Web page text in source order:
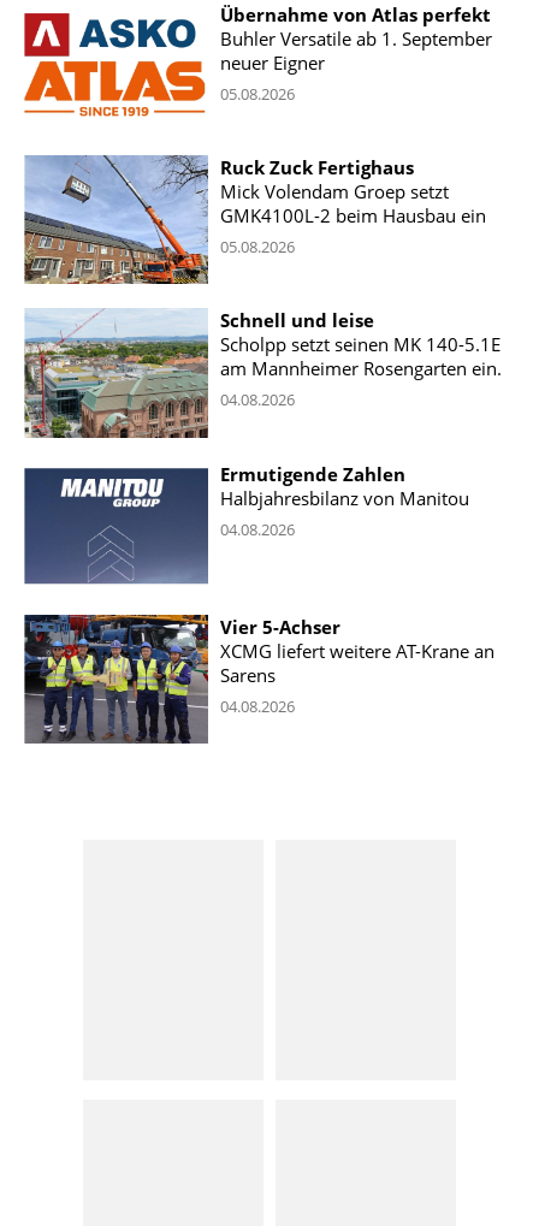
Übernahme von Atlas perfekt
Buhler Versatile ab 1. September
neuer Eigner
05.08.2026
Ruck Zuck Fertighaus
Mick Volendam Groep setzt
GMK4100L-2 beim Hausbau ein
05.08.2026
Schnell und leise
Scholpp setzt seinen MK 140-5.1E
am Mannheimer Rosengarten ein.
04.08.2026
Ermutigende Zahlen
Halbjahresbilanz von Manitou
04.08.2026
Vier 5-Achser
XCMG liefert weitere AT-Krane an
Sarens
04.08.2026